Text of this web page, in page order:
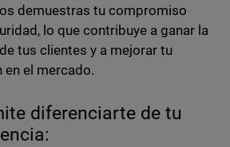
demuestras tu compromiso
lo que contribuye a ganar la
tus clientes y a mejorar tu
en el mercado.
diferenciarte de tu